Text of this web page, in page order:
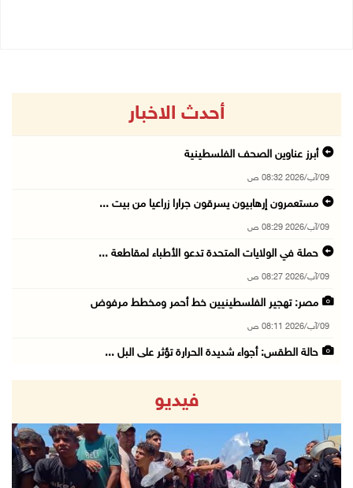
أحدث الاخبار
أبرز عناوين الصحف الفلسطينية
09/آب/2026 08:32 ص
مستعمرون إرهابيون يسرقون جرارا زراعيا من بيت ...
09/آب/2026 08:29 ص
حملة في الولايات المتحدة تدعو الأطباء لمقاطعة ...
09/آب/2026 08:27 ص
مصر: تهجير الفلسطينيين خط أحمر ومخطط مرفوض
09/آب/2026 08:11 ص
حالة الطقس: أجواء شديدة الحرارة تؤثر على البل ...
تواصل انتهاكات الاحتلال والمستعمرين: إصابات و ...
08/آب/2026 11:56 م
إصابات بالاختناق في مخيم الدهيشة والاحتلال يق ...
08/آب/2026 11:05 م
فيديو